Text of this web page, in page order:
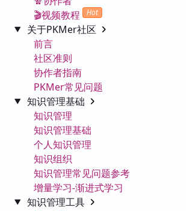
🎬视频教程
Hot
关于PKMer社区
前言
社区准则
协作者指南
PKMer常见问题
知识管理基础
知识管理
知识管理基础
个人知识管理
知识组织
知识管理常见问题参考
增量学习-渐进式学习
知识管理工具